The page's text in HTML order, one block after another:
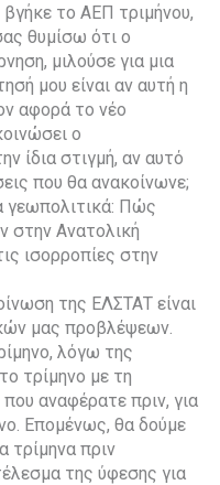
το ΑΕΠ τριμήνου,
θυμίσω ότι ο
μιλούσε για μια
μου είναι αν αυτή η
αφορά το νέο
ο
ίδια στιγμή, αν αυτό
που θα ανακοίνωνε;
γεωπολιτικά: Πώς
στην Ανατολική
ισορροπίες στην
της ΕΛΣΤΑΤ είναι
μας προβλέψεων.
λόγω της
τρίμηνο με τη
αναφέρατε πριν, για
Επομένως, θα δούμε
τρίμηνα πριν
της ύφεσης για